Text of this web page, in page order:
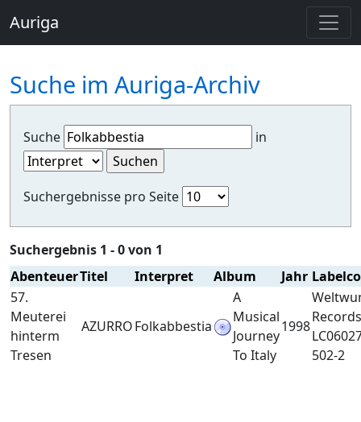
Auriga
Suche im Auriga-Archiv
Suche in
Suchergebnisse pro Seite
Suchergebnis 1 - 0 von 1
AbenteuerTitel Interpret Album Jahr
57.
Meuterei
hinterm
Tresen
AZURROFolkabbestia
A
Musical
Journey
To Italy
1998
Records
502-2